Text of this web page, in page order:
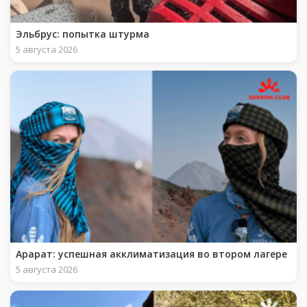
Эльбрус: попытка штурма
5 августа 2026
Арарат: успешная акклиматизация во втором лагере
5 августа 2026